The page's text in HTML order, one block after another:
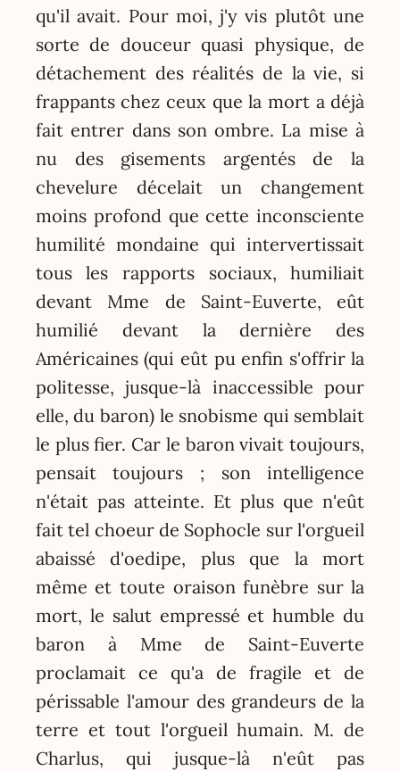
qu'il avait. Pour moi, j'y vis plutôt une
sorte de douceur quasi physique, de
détachement des réalités de la vie, si
frappants chez ceux que la mort a déjà
fait entrer dans son ombre. La mise à
nu des gisements argentés de la
chevelure décelait un changement
moins profond que cette inconsciente
humilité mondaine qui intervertissait
tous les rapports sociaux, humiliait
devant Mme de Saint-Euverte, eût
humilié devant la dernière des
Américaines (qui eût pu enfin s'offrir la
politesse, jusque-là inaccessible pour
elle, du baron) le snobisme qui semblait
le plus fier. Car le baron vivait toujours,
pensait toujours ; son intelligence
n'était pas atteinte. Et plus que n'eût
fait tel choeur de Sophocle sur l'orgueil
abaissé d'oedipe, plus que la mort
même et toute oraison funèbre sur la
mort, le salut empressé et humble du
baron à Mme de Saint-Euverte
proclamait ce qu'a de fragile et de
périssable l'amour des grandeurs de la
terre et tout l'orgueil humain. M. de
Charlus, qui jusque-là n'eût pas